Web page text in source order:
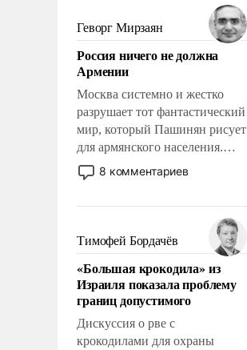
Сложившаяся ситуация
означает многолетний период
уязвимости США, например,
перед Китаем.
Геворг Мирзаян
Россия ничего не должна
Армении
Москва системно и жестко
разрушает тот фантастический
мир, который Пашинян рисует
для армянского населения.
Мир, где этому населению все
должны просто по
политические прожекты будут
беспрекословно оплачиваться
за счет российских
налогоплательщиков и где за
свои поступки не нужно
отвечать.
8 комментариев
Тимофей Бордачёв
«Большая крокодила» из
Израиля показала проблему
границ допустимого
Дискуссия о рве с
крокодилами для охраны